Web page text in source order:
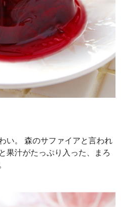
い。 森のサファイアと言われ
果汁がたっぷり入った、まろ